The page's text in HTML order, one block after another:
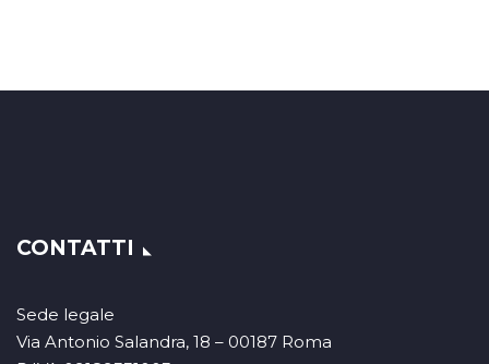
CONTATTI
Sede legale
Via Antonio Salandra, 18 – 00187 Roma